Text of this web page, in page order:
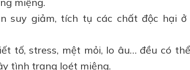
suy giảm, tích tụ các chất độc hại
tố, stress, mệt mỏi, lo âu… đều có
tình trạng loét miệng.